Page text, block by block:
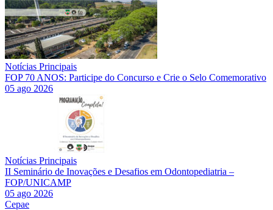
Notícias Principais
FOP 70 ANOS: Participe do Concurso e Crie o Selo Comemorativo
05 ago 2026
Notícias Principais
II Seminário de Inovações e Desafios em Odontopediatria –
FOP/UNICAMP
05 ago 2026
Cepae